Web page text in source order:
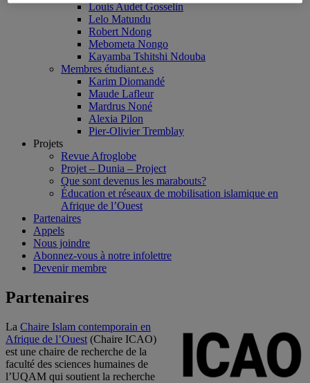
Louis Audet Gosselin
Lelo Matundu
Robert Ndong
Mebometa Nongo
Kayamba Tshitshi Ndouba
Membres étudiant.e.s
Karim Diomandé
Maude Lafleur
Mardrus Noné
Alexia Pilon
Pier-Olivier Tremblay
Projets
Revue Afroglobe
Projet – Dunia – Project
Que sont devenus les marabouts?
Éducation et réseaux de mobilisation islamique en
Afrique de l’Ouest
Partenaires
Appels
Nous joindre
Abonnez-vous à notre infolettre
Devenir membre
Partenaires
La Chaire Islam contemporain en
Afrique de l’Ouest (Chaire ICAO)
est une chaire de recherche de la
faculté des sciences humaines de
l’UQAM qui soutient la recherche